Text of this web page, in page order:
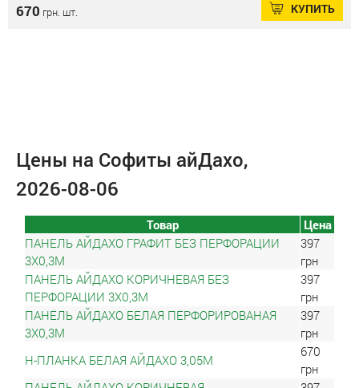
670 грн. шт. КУПИТЬ
Цены на Софиты айДахо,
2026-08-06
Товар
Цена
ПАНЕЛЬ АЙДАХО ГРАФИТ БЕЗ ПЕРФОРАЦИИ
3Х0,3М
397
грн
ПАНЕЛЬ АЙДАХО КОРИЧНЕВАЯ БЕЗ
ПЕРФОРАЦИИ 3Х0,3М
397
грн
ПАНЕЛЬ АЙДАХО БЕЛАЯ ПЕРФОРИРОВАНАЯ
3Х0,3М
397
грн
Н-ПЛАНКА БЕЛАЯ АЙДАХО 3,05М
670
грн